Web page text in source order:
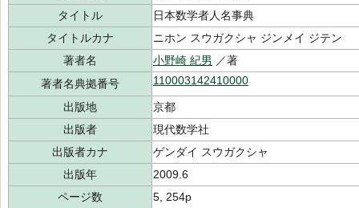
タイトル
日本数学者人名事典
タイトルカナ
ニホン スウガクシャ ジンメイ ジテン
著者名
小野崎 紀男 ／著
著者名典拠番号
110003142410000
出版地
京都
出版者
現代数学社
出版者カナ
ゲンダイ スウガクシャ
出版年
2009.6
ページ数
5, 254p